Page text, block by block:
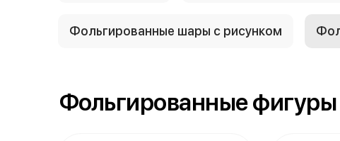
Фольгированные шары с рисунком
Фольгированные фигуры